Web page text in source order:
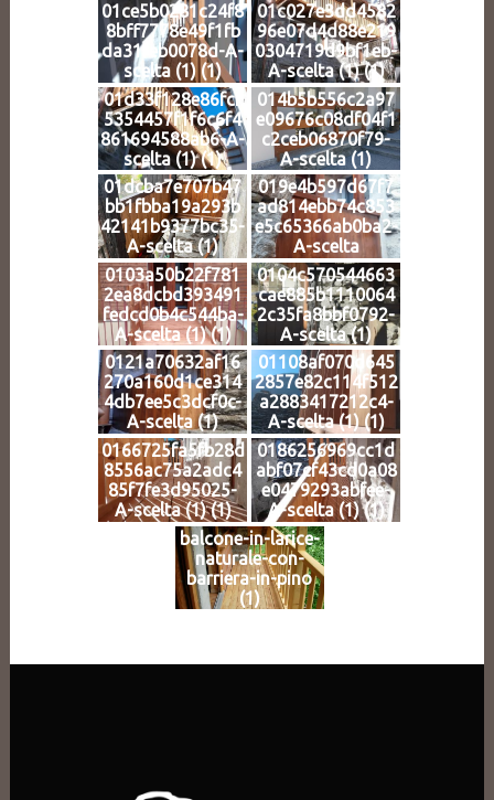
01ce5b0281c24f8
8bff7778e49f1fb
da31feb0078d-A-
scelta (1) (1)
01c027e3dd4582
96e07d4d88e219
0304719d9bf1eb-
A-scelta (1) (1)
01d33f128e86fcf
5354457f1f6c6f4
861694588ab6-A-
scelta (1) (1)
014b5b556c2a97
e09676c08df04f1
c2ceb06870f79-
A-scelta (1)
01dcba7e707b47
bb1fbba19a293b
42141b9377bc35-
A-scelta (1)
019e4b597d67f7
ad814ebb74c853
e5c65366ab0ba2-
A-scelta
0103a50b22f781
2ea8dcbd393491
fedcd0b4c544ba-
A-scelta (1) (1)
0104c570544663
cae885b1110064
2c35fa8bbf0792-
A-scelta (1)
0121a70632af16
270a160d1ce314
4db7ee5c3dcf0c-
A-scelta (1)
01108af070d645
2857e82c114f512
a2883417212c4-
A-scelta (1) (1)
0166725fa5fb28d
8556ac75a2adc4
85f7fe3d95025-
A-scelta (1) (1)
0186256969cc1d
abf07cf43cd0a08
e0479293abfee-
A-scelta (1) (1)
balcone-in-larice-
naturale-con-
barriera-in-pino
(1)